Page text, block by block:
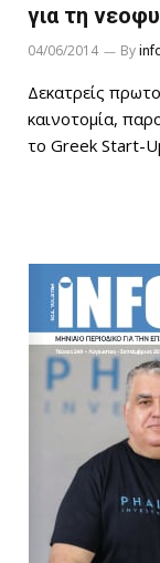
για τη
04/06/2014 By
Δεκατρείς
καινοτομία,
το Greek Start-